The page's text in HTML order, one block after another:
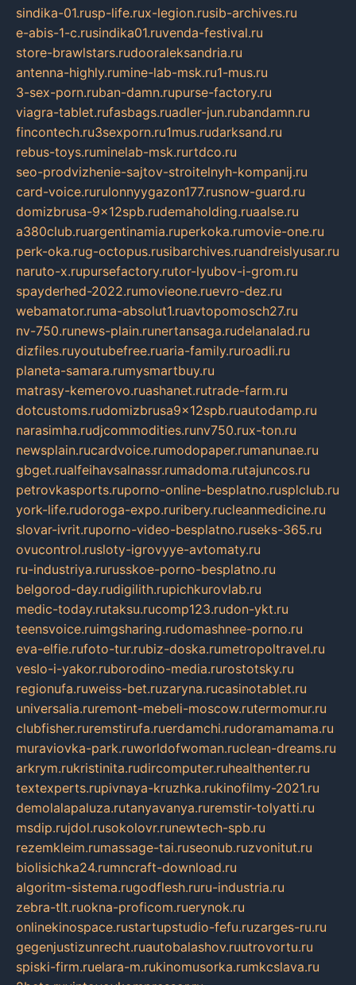
sindika-01.rusp-life.rux-legion.rusib-archives.ru
e-abis-1-c.rusindika01.ruvenda-festival.ru
store-brawlstars.rudooraleksandria.ru
antenna-highly.rumine-lab-msk.ru1-mus.ru
3-sex-porn.ruban-damn.rupurse-factory.ru
viagra-tablet.rufasbags.ruadler-jun.rubandamn.ru
fincontech.ru3sexporn.ru1mus.rudarksand.ru
rebus-toys.ruminelab-msk.rurtdco.ru
seo-prodvizhenie-sajtov-stroitelnyh-kompanij.ru
card-voice.rurulonnyygazon177.rusnow-guard.ru
domizbrusa-9x12spb.rudemaholding.ruaalse.ru
a380club.ruargentinamia.ruperkoka.rumovie-one.ru
perk-oka.rug-octopus.rusibarchives.ruandreislyusar.ru
naruto-x.rupursefactory.rutor-lyubov-i-grom.ru
spayderhed-2022.rumovieone.ruevro-dez.ru
webamator.ruma-absolut1.ruavtopomosch27.ru
nv-750.runews-plain.runertansaga.rudelanalad.ru
dizfiles.ruyoutubefree.ruaria-family.ruroadli.ru
planeta-samara.rumysmartbuy.ru
matrasy-kemerovo.ruashanet.rutrade-farm.ru
dotcustoms.rudomizbrusa9x12spb.ruautodamp.ru
narasimha.rudjcommodities.runv750.rux-ton.ru
newsplain.rucardvoice.rumodopaper.rumanunae.ru
gbget.rualfeihavsalnassr.rumadoma.rutajuncos.ru
petrovkasports.ruporno-online-besplatno.rusplclub.ru
york-life.rudoroga-expo.ruribery.rucleanmedicine.ru
slovar-ivrit.ruporno-video-besplatno.ruseks-365.ru
ovucontrol.rusloty-igrovyye-avtomaty.ru
ru-industriya.rurusskoe-porno-besplatno.ru
belgorod-day.rudigilith.rupichkurovlab.ru
medic-today.rutaksu.rucomp123.rudon-ykt.ru
teensvoice.ruimgsharing.rudomashnee-porno.ru
eva-elfie.rufoto-tur.rubiz-doska.rumetropoltravel.ru
veslo-i-yakor.ruborodino-media.rurostotsky.ru
regionufa.ruweiss-bet.ruzaryna.rucasinotablet.ru
universalia.ruremont-mebeli-moscow.rutermomur.ru
clubfisher.ruremstirufa.ruerdamchi.rudoramamama.ru
muraviovka-park.ruworldofwoman.ruclean-dreams.ru
arkrym.rukristinita.rudircomputer.ruhealthenter.ru
textexperts.rupivnaya-kruzhka.rukinofilmy-2021.ru
demolalapaluza.rutanyavanya.ruremstir-tolyatti.ru
msdip.rujdol.rusokolovr.runewtech-spb.ru
rezemkleim.rumassage-tai.ruseonub.ruzvonitut.ru
biolisichka24.rumncraft-download.ru
algoritm-sistema.rugodflesh.ruru-industria.ru
zebra-tlt.ruokna-proficom.ruerynok.ru
onlinekinospace.rustartupstudio-fefu.ruzarges-ru.ru
gegenjustizunrecht.ruautobalashov.ruutrovortu.ru
spiski-firm.ruelara-m.rukinomusorka.rumkcslava.ru